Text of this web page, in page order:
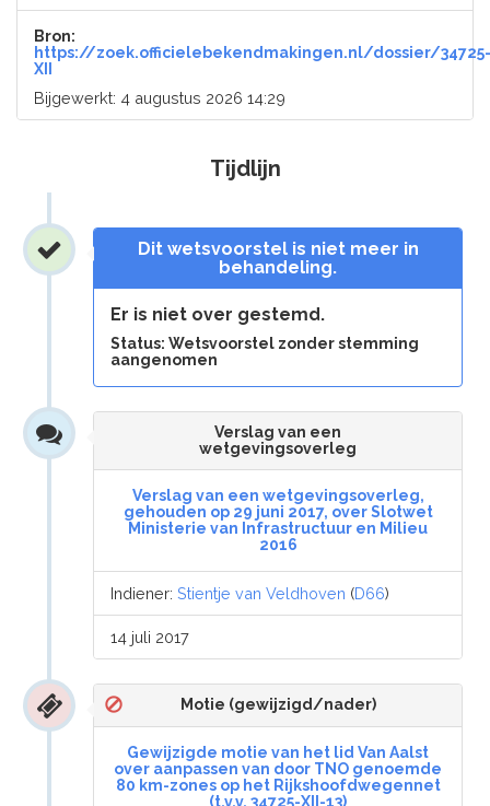
Bron:
https://zoek.officielebekendmakingen.nl/dossier/34725-
XII
Bijgewerkt: 4 augustus 2026 14:29
Tijdlijn
Dit wetsvoorstel is niet meer in
behandeling.
Er is niet over gestemd.
Status: Wetsvoorstel zonder stemming
aangenomen
Verslag van een
wetgevingsoverleg
Verslag van een wetgevingsoverleg,
gehouden op 29 juni 2017, over Slotwet
Ministerie van Infrastructuur en Milieu
2016
Indiener:Stientje van Veldhoven (D66)
14 juli 2017
Motie (gewijzigd/nader)
Gewijzigde motie van het lid Van Aalst
over aanpassen van door TNO genoemde
80 km-zones op het Rijkshoofdwegennet
(t.v.v. 34725-XII-13)